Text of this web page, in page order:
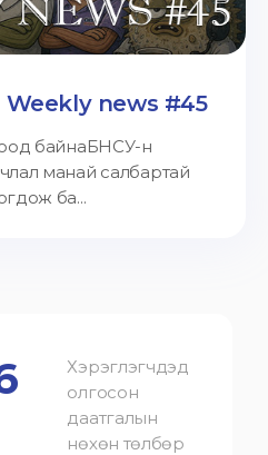
news #45
байнаБНСУ-н
манай салбартай
ба...
Хэрэглэгчдэд
олгосон
даатгалын
нөхөн төлбөр